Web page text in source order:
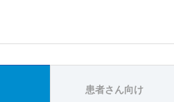
患者さん向け